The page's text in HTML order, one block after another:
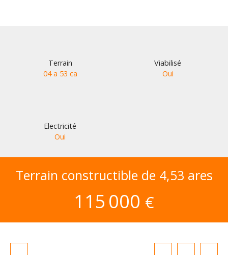
Terrain
04 a 53 ca
Viabilisé
Oui
Electricité
Oui
Terrain constructible de 4,53 ares
115 000 €